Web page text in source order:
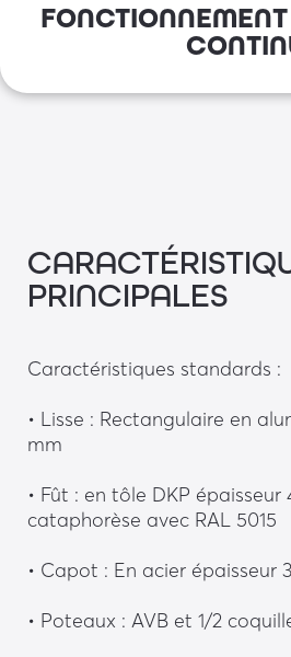
PRINCIPALES
Caractéristiques standards :
• Lisse : Rectangulaire en
mm
• Fût : en tôle DKP
cataphorèse avec RAL 5015
• Capot : En acier épaisseur
• Poteaux : AVB et 1/2